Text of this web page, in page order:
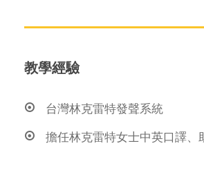
教學經驗
台灣林克雷特發聲系統
擔任林克雷特女士中英口譯、